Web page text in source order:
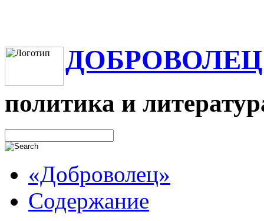
ДОБРОВОЛЕЦ
политика и
«Доброволец»
Содержание